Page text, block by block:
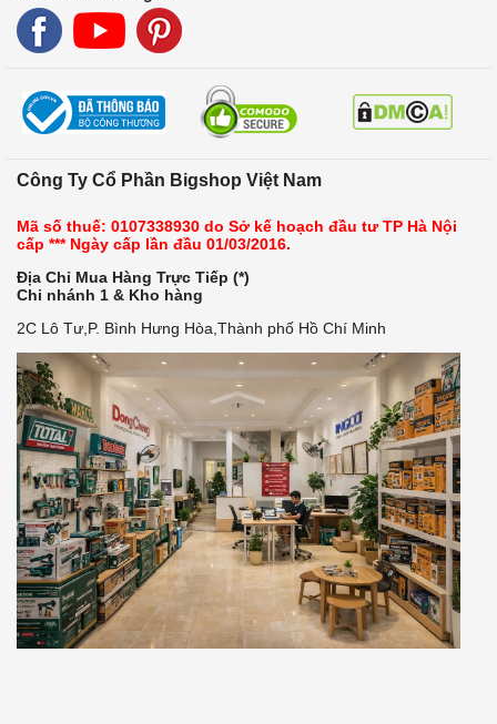
Công Ty Cổ Phần Bigshop Việt Nam
Mã số thuế: 0107338930 do Sở kế hoạch đầu tư TP Hà Nội
cấp *** Ngày cấp lần đầu 01/03/2016.
Địa Chỉ Mua Hàng Trực Tiếp (*)
Chi nhánh 1 & Kho hàng
2C Lô Tư,P. Bình Hưng Hòa,Thành phố Hồ Chí Minh